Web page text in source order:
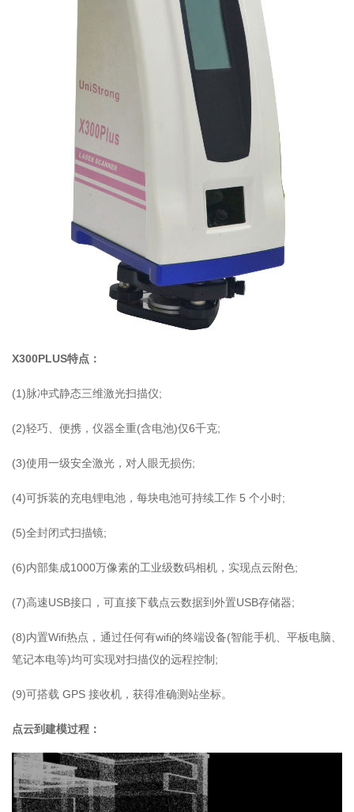
X300PLUS特点：
(1)脉冲式静态三维激光扫描仪;
(2)轻巧、便携，仪器全重(含电池)仅6千克;
(3)使用一级安全激光，对人眼无损伤;
(4)可拆装的充电锂电池，每块电池可持续工作 5 个小时;
(5)全封闭式扫描镜;
(6)内部集成1000万像素的工业级数码相机，实现点云附色;
(7)高速USB接口，可直接下载点云数据到外置USB存储器;
(8)内置Wifi热点，通过任何有wifi的终端设备(智能手机、平板电脑、
笔记本电等)均可实现对扫描仪的远程控制;
(9)可搭载 GPS 接收机，获得准确测站坐标。
点云到建模过程：